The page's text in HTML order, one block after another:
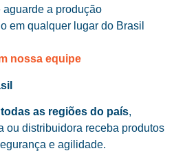
a produção
em qualquer lugar do Brasil
nossa equipe
todas as regiões do país,
ou distribuidora receba produtos
e agilidade.